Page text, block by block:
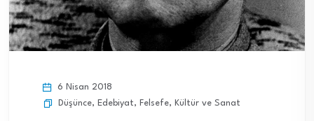
6 Nisan 2018
Düşünce, Edebiyat, Felsefe, Kültür ve Sanat